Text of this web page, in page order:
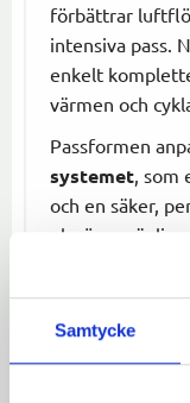
Samtycke
förbättrar
intensiva pass.
enkelt
värmen och
Passformen
systemet ,
och en säker,
glasögonvänlig
Skydd: